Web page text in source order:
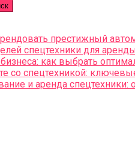
престижный
спецтехники для
как выбрать
со спецтехникой:
и аренда спецтехники: